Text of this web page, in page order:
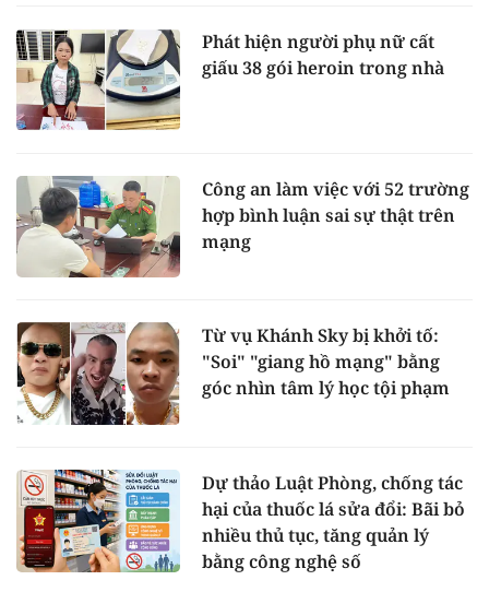
Phát hiện người phụ nữ cất
giấu 38 gói heroin trong nhà
Công an làm việc với 52 trường
hợp bình luận sai sự thật trên
mạng
Từ vụ Khánh Sky bị khởi tố:
"Soi" "giang hồ mạng" bằng
góc nhìn tâm lý học tội phạm
Dự thảo Luật Phòng, chống tác
hại của thuốc lá sửa đổi: Bãi bỏ
nhiều thủ tục, tăng quản lý
bằng công nghệ số